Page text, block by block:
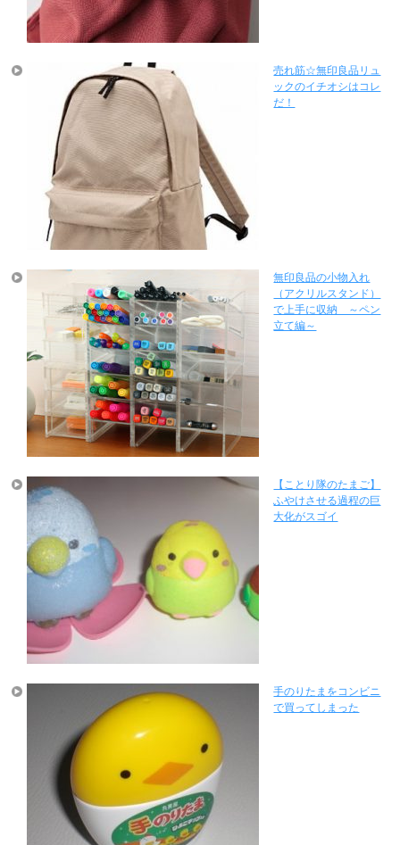
売れ筋☆無印良品リュ
ックのイチオシはコレ
だ！
無印良品の小物入れ
（アクリルスタンド）
で上手に収納 ～ペン
立て編～
【ことり隊のたまご】
ふやけさせる過程の巨
大化がスゴイ
手のりたまをコンビニ
で買ってしまった